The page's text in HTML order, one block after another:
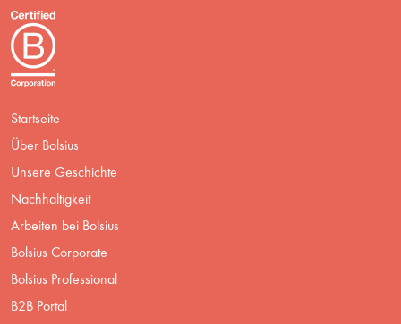
Startseite
Über Bolsius
Unsere Geschichte
Nachhaltigkeit
Arbeiten bei Bolsius
Bolsius Corporate
Bolsius Professional
B2B Portal